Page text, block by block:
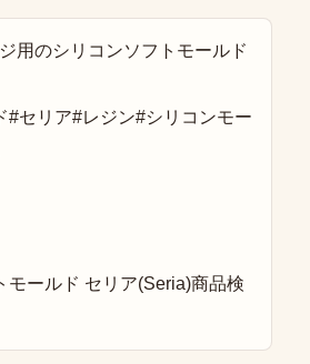
用のシリコンソフトモールド
#セリア#レジン#シリコンモー